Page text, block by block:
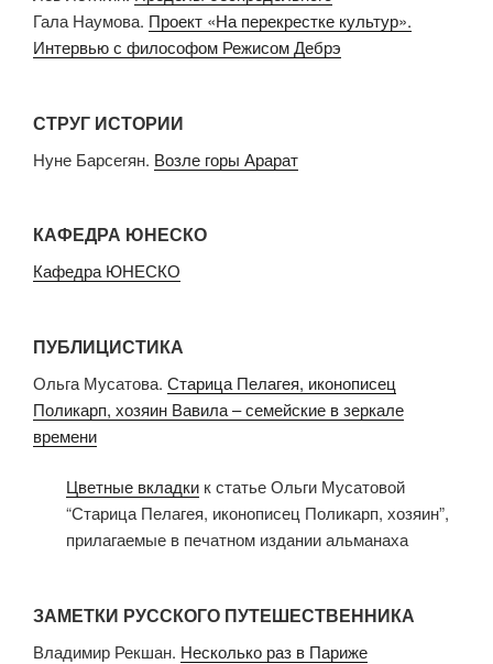
Гала Наумова. Проект «На перекрестке культур».
Интервью с философом Режисом Дебрэ
СТРУГ ИСТОРИИ
Нуне Барсегян. Возле горы Арарат
КАФЕДРА ЮНЕСКО
Кафедра ЮНЕСКО
ПУБЛИЦИСТИКА
Ольга Мусатова. Старица Пелагея, иконописец
Поликарп, хозяин Вавила – семейские в зеркале
времени
Цветные вкладки к статье Ольги Мусатовой
“Старица Пелагея, иконописец Поликарп, хозяин”,
прилагаемые в печатном издании альманаха
ЗАМЕТКИ РУССКОГО ПУТЕШЕСТВЕННИКА
Владимир Рекшан. Несколько раз в Париже